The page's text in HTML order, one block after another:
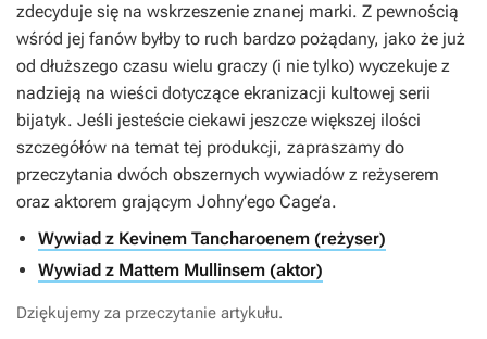
zdecyduje się na wskrzeszenie znanej marki. Z pewnością
wśród jej fanów byłby to ruch bardzo pożądany, jako że już
od dłuższego czasu wielu graczy (i nie tylko) wyczekuje z
nadzieją na wieści dotyczące ekranizacji kultowej serii
bijatyk. Jeśli jesteście ciekawi jeszcze większej ilości
szczegółów na temat tej produkcji, zapraszamy do
przeczytania dwóch obszernych wywiadów z reżyserem
oraz aktorem grającym Johny’ego Cage’a.
Wywiad z Kevinem Tancharoenem (reżyser)
Wywiad z Mattem Mullinsem (aktor)
Dziękujemy za przeczytanie artykułu.